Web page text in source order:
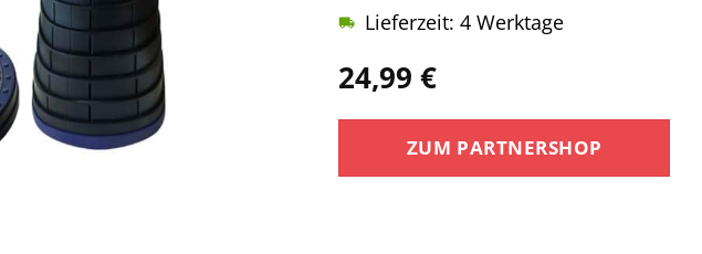
24,99€
Lieferzeit: 4 Werktage
ZUM PARTNERSHOP